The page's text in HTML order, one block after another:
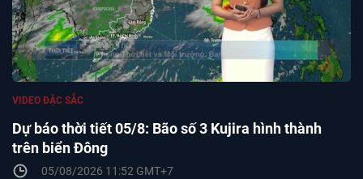
Dự báo thời tiết 05/8: Bão số 3 Kujira hình thành
trên biển Đông
VIDEO ĐẶC SẮC
05/08/2026 11:52 GMT+7